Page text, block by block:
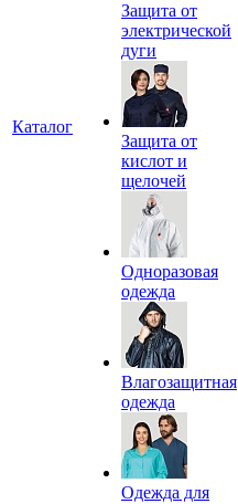
Каталог
Защита от
электрической
дуги
Защита от
кислот и
щелочей
Одноразовая
одежда
Влагозащитная
одежда
Одежда для